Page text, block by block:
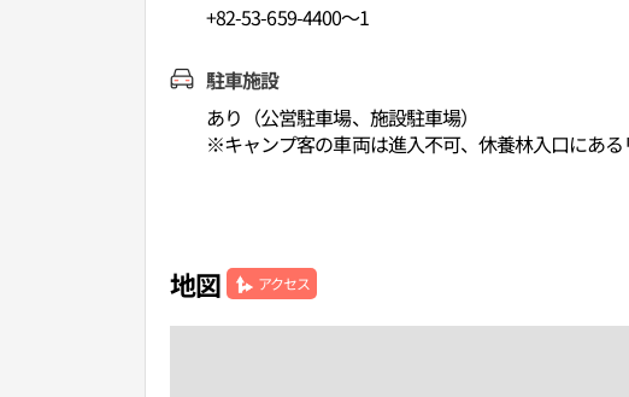
+82-53-659-4400～1
駐車施設
あり（公営駐車場、施設駐車場）
※キャンプ客の車両は進入不可、休養林入口にあ
地図 アクセス